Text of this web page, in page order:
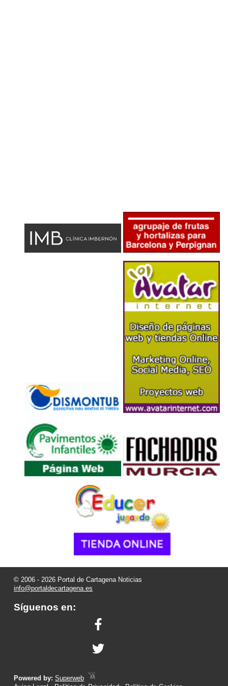
© 2006 - 2026 Portal de Cartagena Noticias
info@portaldecartagena.es
Síguenos en:
Powered by:Superweb